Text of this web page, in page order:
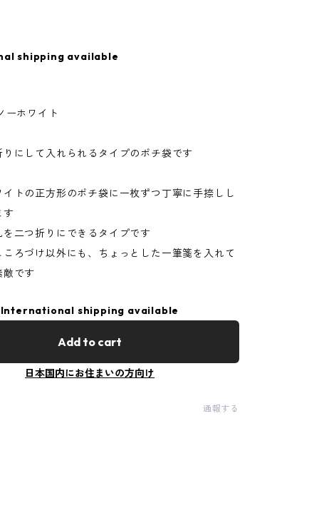
shipping available
ーホワイト
にして入れられるタイプのポチ袋です
トの正方形のポチ袋に一枚ずつ丁寧に手捺しし
す
二つ折りにできるタイプです
ろづけ以外にも、ちょっとした一筆箋を入れて
です
International shipping available
Add to cart
日本国内にお住まいの方向け
通報する